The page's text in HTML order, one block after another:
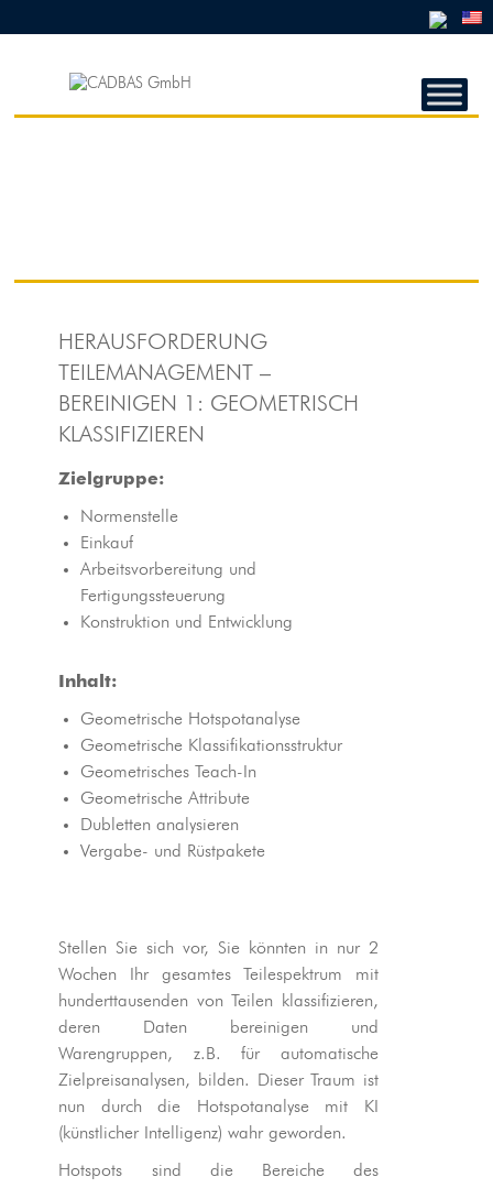
CADBAS
HERAUSFORDERUNG
TEILEMANAGEMENT –
BEREINIGEN 1: GEOMETRISCH
KLASSIFIZIEREN
Zielgruppe:
Normenstelle
Einkauf
Arbeitsvorbereitung und
Fertigungssteuerung
Konstruktion und Entwicklung
Inhalt:
Geometrische Hotspotanalyse
Geometrische Klassifikationsstruktur
Geometrisches Teach-In
Geometrische Attribute
Dubletten analysieren
Vergabe- und Rüstpakete
Stellen Sie sich vor, Sie könnten in nur 2
Wochen Ihr gesamtes Teilespektrum mit
hunderttausenden von Teilen klassifizieren,
deren Daten bereinigen und
Warengruppen, z.B. für automatische
Zielpreisanalysen, bilden. Dieser Traum ist
nun durch die Hotspotanalyse mit KI
(künstlicher Intelligenz) wahr geworden.
Hotspots sind die Bereiche des